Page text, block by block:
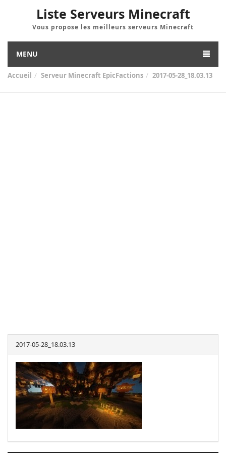
Liste Serveurs Minecraft
Vous propose les meilleurs serveurs Minecraft
MENU
Accueil Serveur Minecraft EpicFactions 2017-05-28_18.03.13
2017-05-28_18.03.13